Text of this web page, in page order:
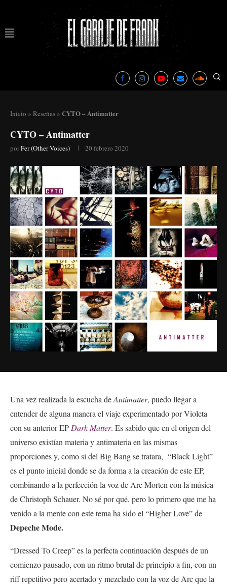
Inicio » Reseñas » CYTO – Antimatter
CYTO – Antimatter
porFer (Other Voices) 20 febrero 2020
Una vez realizada la escucha deAntimatter, puedo llegar a
entender de alguna manera el viaje experimentado por Violeta
con su anterior EPDark Matter. Es sabido que en el origen del
universo existían materia y antimateria en las mismas
proporciones y, como si del Big Bang se tratara, “Black Light”
es el punto inicial donde se da forma a la creación de este EP,
combinando a la perfección la voz de Arc Morten con la música
de Christoph Schauer. No sé por qué, pero lo primero que me ha
venido a la mente con este tema ha sido el “Higher Love” de
Depeche Mode.
“Dressed To Creep” es la perfecta continuación después de un
comienzo pausado, con un ritmo brutal de principio a fin, con un
riff repetitivo pero acertado y mezclado con la voz de Arc que la